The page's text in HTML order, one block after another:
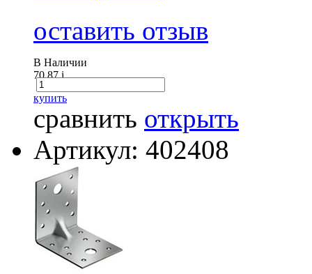
оставить отзыв
В Наличии
70.87i
купить
сравнить открыть
Артикул: 402408